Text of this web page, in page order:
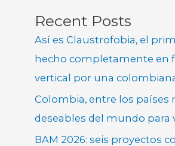
Recent Posts
Así es Claustrofobia, el
hecho completamente en
vertical por una
Colombia, entre los países
deseables del mundo para
BAM 2026: seis proyectos